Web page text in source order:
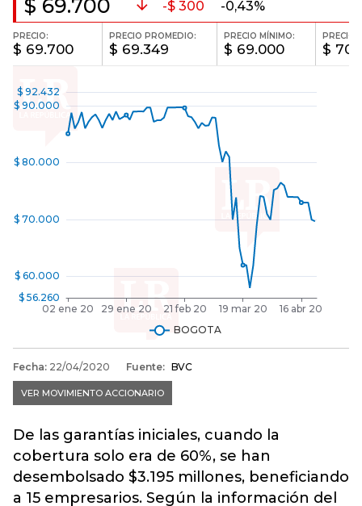
De las garantías iniciales, cuando la
cobertura solo era de 60%, se han
desembolsado $3.195 millones, beneficiando
a 15 empresarios. Según la información del